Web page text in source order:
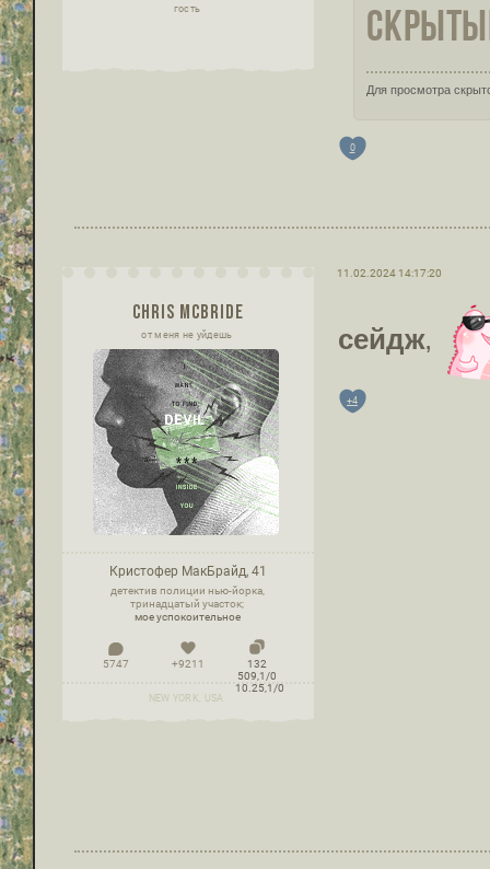
гость
Для просмотра
0
11.02.2024 14:17:20
CHRIS MCBRIDE
от меня не уйдешь
Кристофер МакБрайд, 41
детектив полиции нью-йорка,
тринадцатый участок;
мое успокоительное
5747 +9211
132
509,1/0
10.25,1/0
NEW YORK, USA
сейдж,
+4